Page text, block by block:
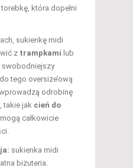
która dopełni
sukienkę midi
z trampkami lub
swobodniejszy
tego oversize’ową
odrobinę
takie jak cień do
całkowicie
sukienka midi
biżuteria.